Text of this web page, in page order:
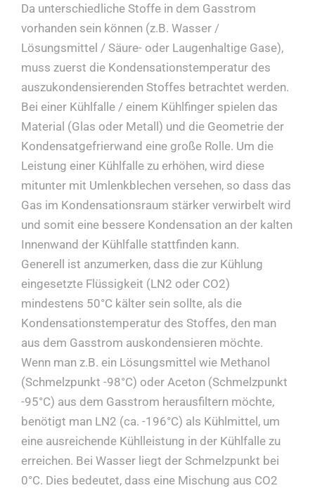
Da unterschiedliche Stoffe in dem Gasstrom
vorhanden sein können (z.B. Wasser /
Lösungsmittel / Säure- oder Laugenhaltige Gase),
muss zuerst die Kondensationstemperatur des
auszukondensierenden Stoffes betrachtet werden.
Bei einer Kühlfalle / einem Kühlfinger spielen das
Material (Glas oder Metall) und die Geometrie der
Kondensatgefrierwand eine große Rolle. Um die
Leistung einer Kühlfalle zu erhöhen, wird diese
mitunter mit Umlenkblechen versehen, so dass das
Gas im Kondensationsraum stärker verwirbelt wird
und somit eine bessere Kondensation an der kalten
Innenwand der Kühlfalle stattfinden kann.
Generell ist anzumerken, dass die zur Kühlung
eingesetzte Flüssigkeit (LN2 oder CO2)
mindestens 50°C kälter sein sollte, als die
Kondensationstemperatur des Stoffes, den man
aus dem Gasstrom auskondensieren möchte.
Wenn man z.B. ein Lösungsmittel wie Methanol
(Schmelzpunkt -98°C) oder Aceton (Schmelzpunkt
-95°C) aus dem Gasstrom herausfiltern möchte,
benötigt man LN2 (ca. -196°C) als Kühlmittel, um
eine ausreichende Kühlleistung in der Kühlfalle zu
erreichen. Bei Wasser liegt der Schmelzpunkt bei
0°C. Dies bedeutet, dass eine Mischung aus CO2